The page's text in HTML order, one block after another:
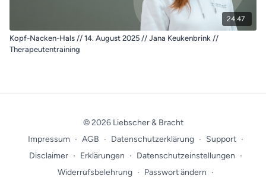
24:47
Kopf-Nacken-Hals // 14. August 2025 // Jana Keukenbrink //
Therapeutentraining
© 2026 Liebscher & Bracht
Impressum ∙ AGB ∙ Datenschutzerklärung ∙ Support ∙
Disclaimer ∙ Erklärungen ∙ Datenschutzeinstellungen ∙
Widerrufsbelehrung ∙ Passwort ändern ∙